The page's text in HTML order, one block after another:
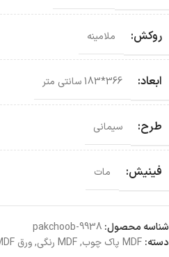
روکش: ملامینه
ابعاد: 366*183 سانتی‌ متر
طرح: سیمانی
فینیش: مات
شناسه محصول: pakchoob-9938
دسته: MDF پاک چوب ,MDF رنگی ,ورق MDF